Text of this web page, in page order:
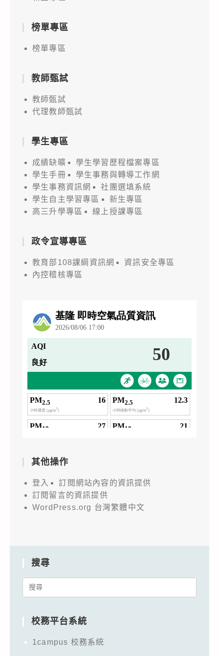
榜單專區
榜單專區
教師甄試
教師甄試
代理教師甄試
學生專區
成績缺曠
學生學習歷程檔案專區
學生手冊
學生事務與轉導工作網
學生事務資訊網
社團選填系統
學生自主學習專區
新生專區
高三升學專區
線上授課專區
政令宣導專區
教育部108課綱資訊網
資訊安全專區
內控稽核專區
其他操作
登入
訂閱網站內容的資訊提供
訂閱留言的資訊提供
WordPress.org 台灣繁體中文
搜尋
Search
校務平台系統
1campus 校務系統